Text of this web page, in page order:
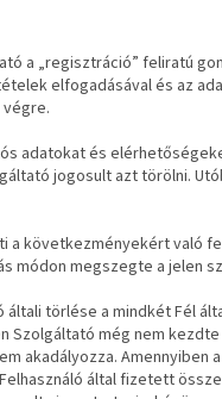
a „regisztráció” feliratú
elfogadásával és az
adatokat és
jogosult azt törölni.
következményekért való
módon megszegte a jelen
törlése a mindkét Fél
Szolgáltató még nem
akadályozza.
által fizetett